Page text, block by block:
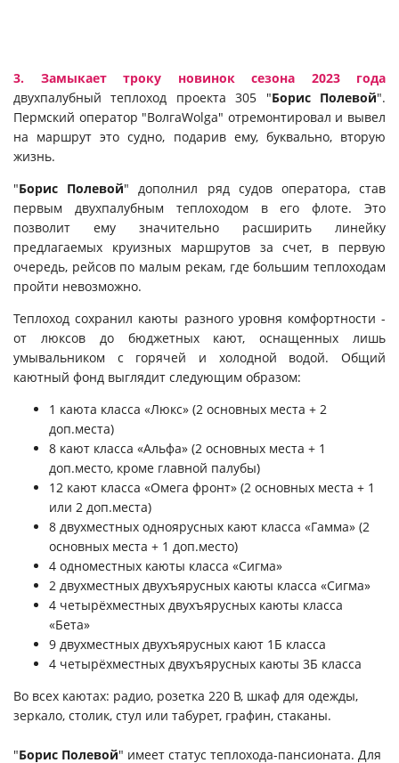
3. Замыкает троку новинок сезона 2023 года
двухпалубный теплоход проекта 305 "Борис Полевой".
Пермский оператор "ВолгаWolga" отремонтировал и вывел
на маршрут это судно, подарив ему, буквально, вторую
жизнь.
"Борис Полевой" дополнил ряд судов оператора, став
первым двухпалубным теплоходом в его флоте. Это
позволит ему значительно расширить линейку
предлагаемых круизных маршрутов за счет, в первую
очередь, рейсов по малым рекам, где большим теплоходам
пройти невозможно.
Теплоход сохранил каюты разного уровня комфортности -
от люксов до бюджетных кают, оснащенных лишь
умывальником с горячей и холодной водой. Общий
каютный фонд выглядит следующим образом:
1 каюта класса «Люкс» (2 основных места + 2
доп.места)
8 кают класса «Альфа» (2 основных места + 1
доп.место, кроме главной палубы)
12 кают класса «Омега фронт» (2 основных места + 1
или 2 доп.места)
8 двухместных одноярусных кают класса «Гамма» (2
основных места + 1 доп.место)
4 одноместных каюты класса «Сигма»
2 двухместных двухъярусных каюты класса «Сигма»
4 четырёхместных двухъярусных каюты класса
«Бета»
9 двухместных двухъярусных кают 1Б класса
4 четырёхместных двухъярусных каюты 3Б класса
Во всех каютах: радио, розетка 220 В, шкаф для одежды,
зеркало, столик, стул или табурет, графин, стаканы.
"Борис Полевой" имеет статус теплохода-пансионата. Для